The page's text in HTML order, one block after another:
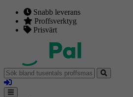
Snabb leverans
Proffsverktyg
Prisvärt
Sök
bland
tusentals
Logga
in